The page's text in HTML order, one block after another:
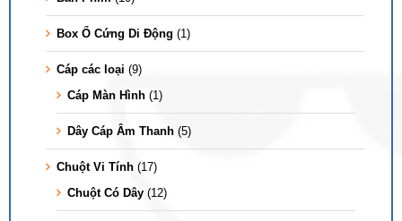
Box Ổ Cứng Di Động (1)
Cáp các loại (9)
Cáp Màn Hình (1)
Dây Cáp Âm Thanh (5)
Chuột Vi Tính (17)
Chuột Có Dây (12)